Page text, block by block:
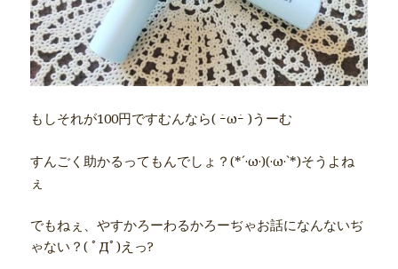
もしそれが100円ですむんなら( ｰ̀ωｰ́ )うーむ
すんごく助かるってもんでしょ？(*´·ω·)(·ω·`*)そうよね
ぇ
でもねぇ、やすかろーわるかろーぢゃお話になんないぢ
ゃない？( ﾟДﾟ)えっ?